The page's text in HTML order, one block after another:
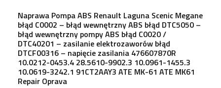
Naprawa Pompa ABS Renault Laguna Scenic Megane
błąd C0002 – błąd wewnętrzny ABS błąd DTC5050 –
błąd wewnętrzny pompy ABS błąd C0020 /
DTC40201 – zasilanie elektrozaworów błąd
DTCF00316 – napięcie zasilania 476607870R
10.0212-0453.4 28.5610-9902.3 10.0961-1455.3
10.0619-3242.1 91CT2AAY3 ATE MK-61 ATE MK61
Repair Oprava